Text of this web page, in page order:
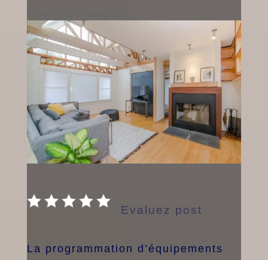
Evaluez post
La programmation d’équipements